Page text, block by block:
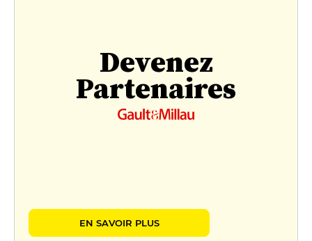
Devenez
Partenaires
EN SAVOIR PLUS